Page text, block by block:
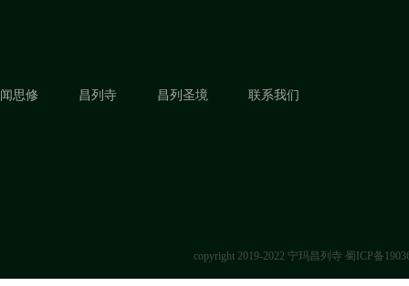
闻思修 昌列寺 昌列圣境 联系我们
copyright 2019-2022 宁玛昌列寺 蜀ICP备